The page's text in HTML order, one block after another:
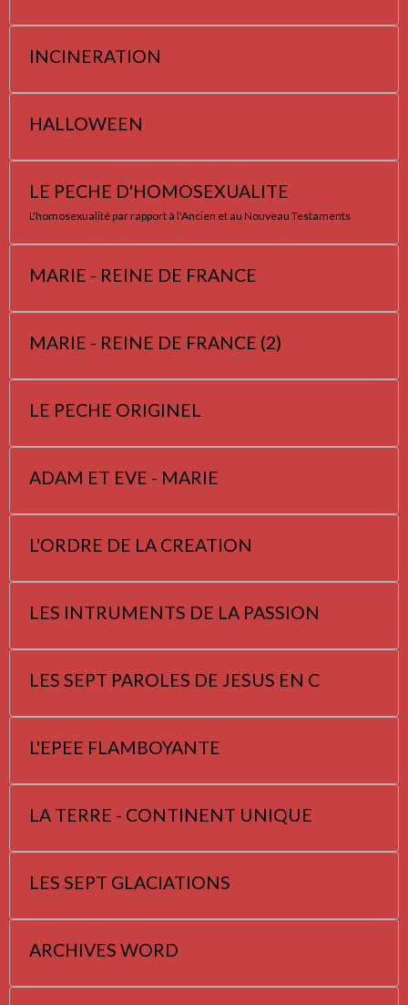
INCINERATION
HALLOWEEN
LE PECHE D'HOMOSEXUALITE
L'homosexualité par rapport à l'Ancien et au Nouveau Testaments
MARIE - REINE DE FRANCE
MARIE - REINE DE FRANCE (2)
LE PECHE ORIGINEL
ADAM ET EVE - MARIE
L'ORDRE DE LA CREATION
LES INTRUMENTS DE LA PASSION
LES SEPT PAROLES DE JESUS EN C
L'EPEE FLAMBOYANTE
LA TERRE - CONTINENT UNIQUE
LES SEPT GLACIATIONS
ARCHIVES WORD